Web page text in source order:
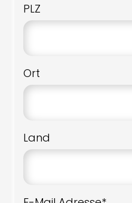
PLZ
Ort
Land